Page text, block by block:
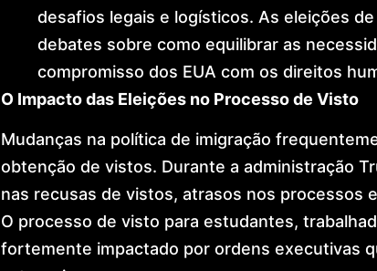
desafios legais e logísticos. As eleições
debates sobre como equilibrar as
compromisso dos EUA com os direitos
O Impacto das Eleições no Processo de Visto
Mudanças na política de imigração
obtenção de vistos. Durante a administração
nas recusas de vistos, atrasos nos processos
O processo de visto para estudantes,
fortemente impactado por ordens executivas